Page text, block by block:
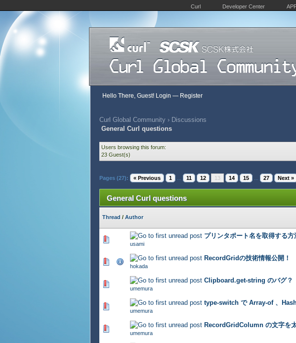
Curl Developer Center
Hello There, Guest! Login — Register
Curl Global Community › Discussions
General Curl questions
Users browsing this forum:
23 Guest(s)
Pages (27): « Previous 1 11 12 13 14 15 27 Next »
General Curl questions
Thread / Author
プリンタポート名を取得する方
usami
357 Vote(s) - 2.92 out of 5 in Average
RecordGridの技術情報公開！
hokada
441 Vote(s) - 2.92 out of 5 in Average
Clipboard.get-string のバグ？
umemura
409 Vote(s) - 2.91 out of 5 in Average
type-switch で Array-of 、
umemura
390 Vote(s) - 2.76 out of 5 in Average
RecordGridColumn の文字を
umemura
329 Vote(s) - 2.94 out of 5 in Average